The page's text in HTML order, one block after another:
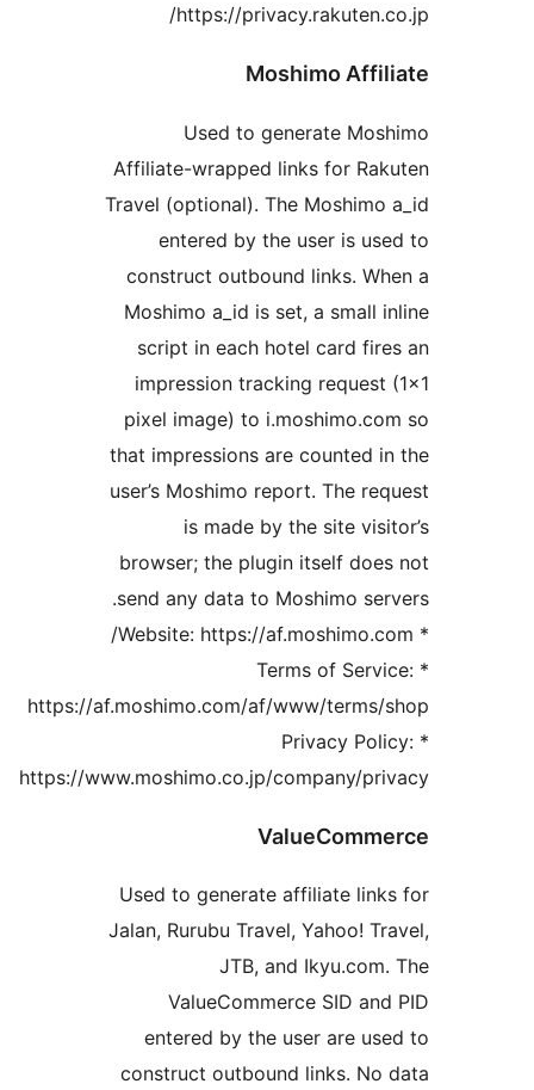
https://
Moshimo
Used to generate
Affiliate-wrapped links for
Travel (optional). The
entered by the user is
construct outbound links.
Moshimo a_id is set, a small
script in each hotel card
impression tracking request
pixel image) to
that impressions are counted
user’s Moshimo report. The
is made by the site
browser; the plugin itself
send any data to Moshimo
* Terms of
https://af.moshimo.com/af/www/terms/
* Privacy
https://www.moshimo.co.jp/company/
Used to generate affiliate
Jalan, Rurubu Travel, Yahoo!
JTB, and
ValueCommerce SID
entered by the user are
construct outbound links. No